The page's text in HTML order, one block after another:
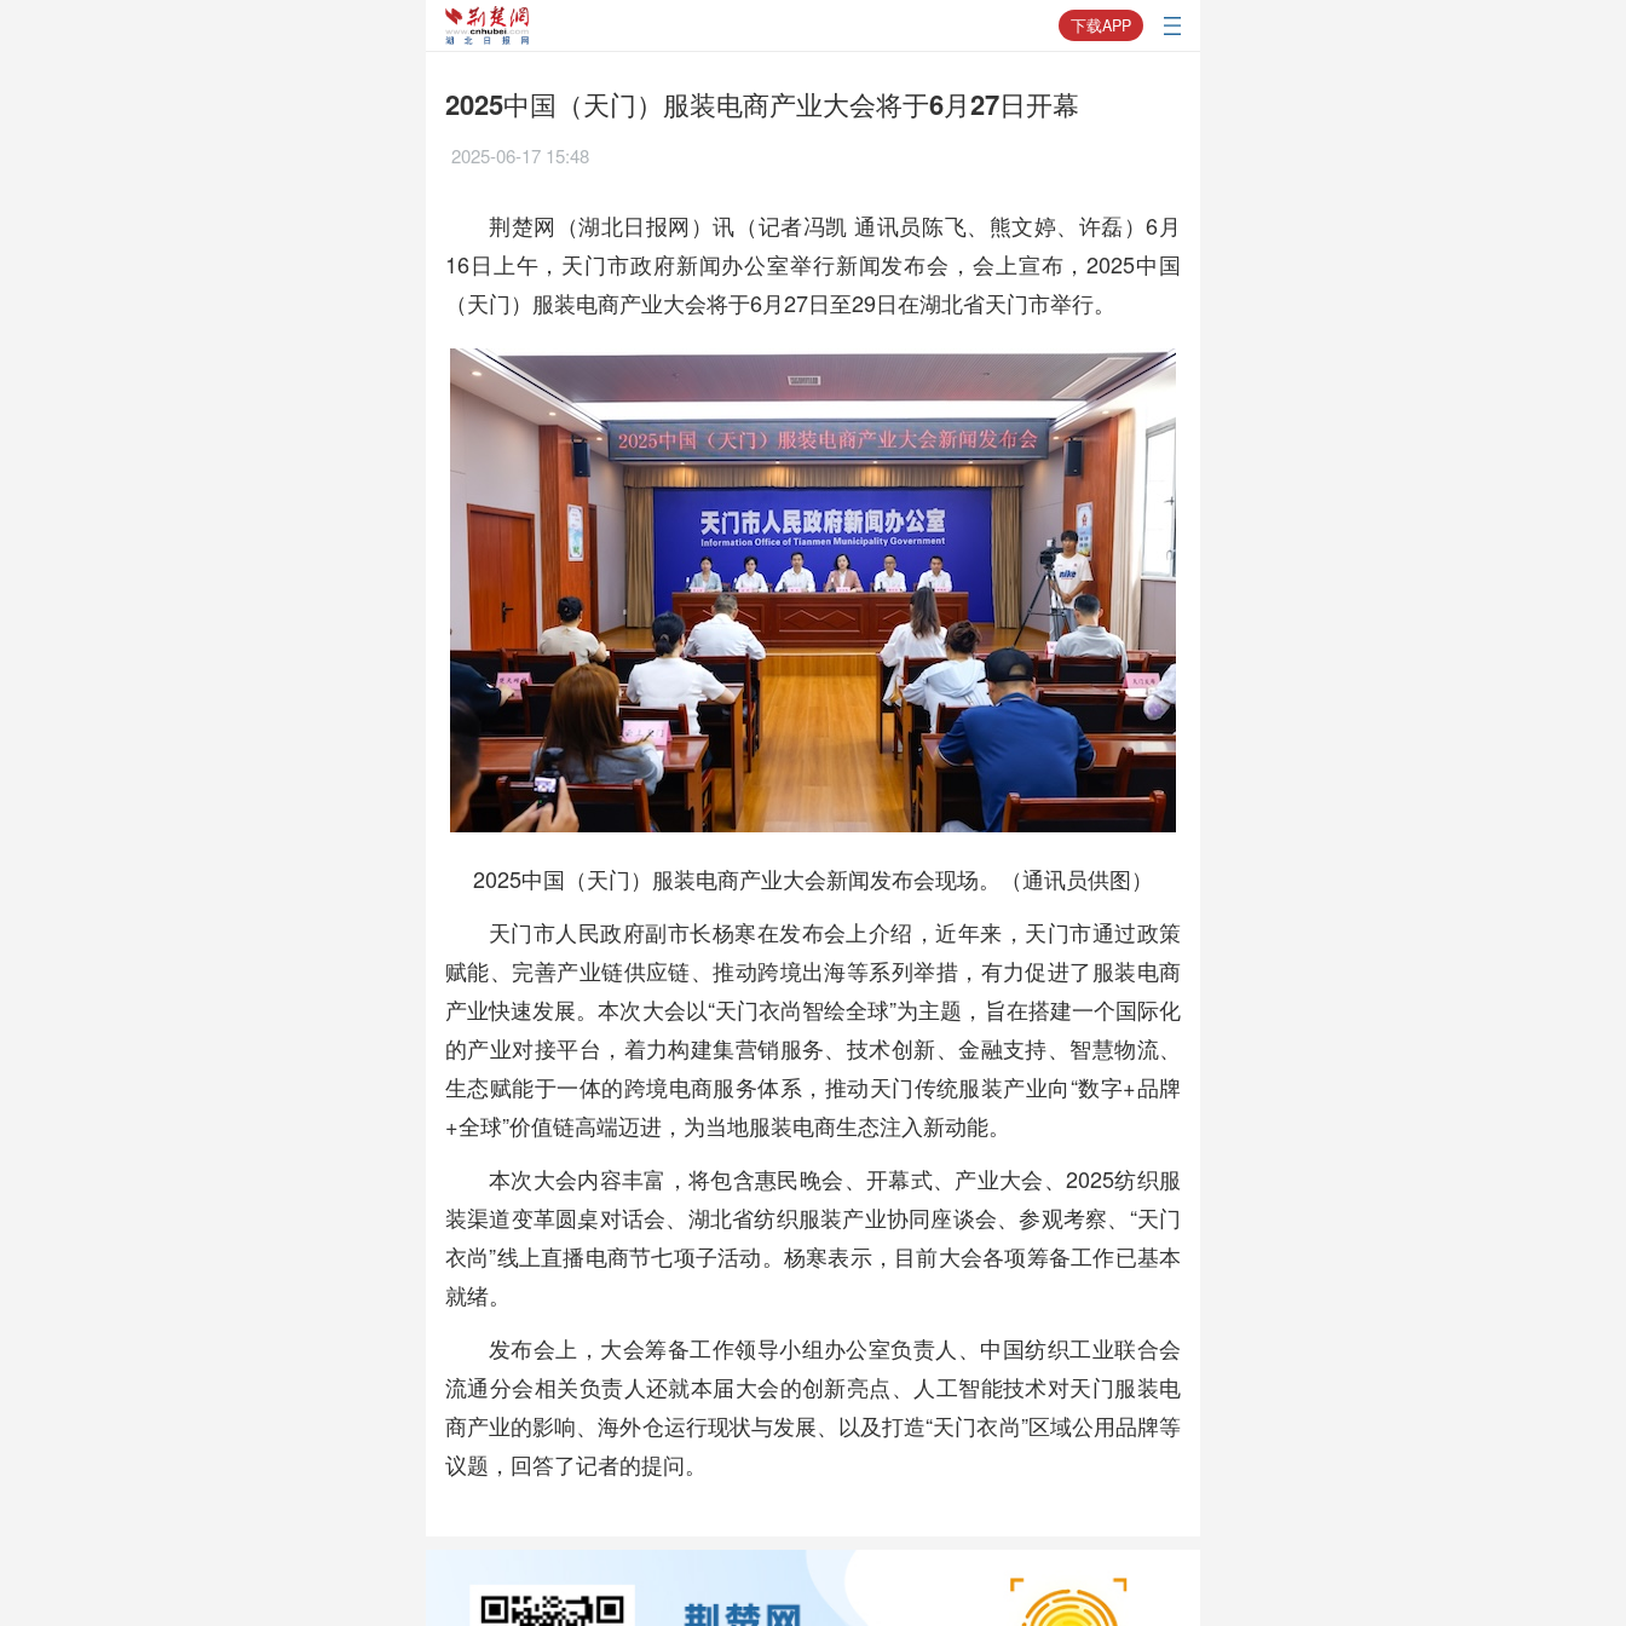
下载APP
2025中国（天门）服装电商产业大会将于6月27日开幕
2025-06-17 15:48
荆楚网（湖北日报网）讯（记者冯凯 通讯员陈飞、熊文婷、许磊）6月
16日上午，天门市政府新闻办公室举行新闻发布会，会上宣布，2025中国
（天门）服装电商产业大会将于6月27日至29日在湖北省天门市举行。
2025中国（天门）服装电商产业大会新闻发布会现场。（通讯员供图）
天门市人民政府副市长杨寒在发布会上介绍，近年来，天门市通过政策
赋能、完善产业链供应链、推动跨境出海等系列举措，有力促进了服装电商
产业快速发展。本次大会以“天门衣尚智绘全球”为主题，旨在搭建一个国际化
的产业对接平台，着力构建集营销服务、技术创新、金融支持、智慧物流、
生态赋能于一体的跨境电商服务体系，推动天门传统服装产业向“数字+品牌
+全球”价值链高端迈进，为当地服装电商生态注入新动能。
本次大会内容丰富，将包含惠民晚会、开幕式、产业大会、2025纺织服
装渠道变革圆桌对话会、湖北省纺织服装产业协同座谈会、参观考察、“天门
衣尚”线上直播电商节七项子活动。杨寒表示，目前大会各项筹备工作已基本
就绪。
发布会上，大会筹备工作领导小组办公室负责人、中国纺织工业联合会
流通分会相关负责人还就本届大会的创新亮点、人工智能技术对天门服装电
商产业的影响、海外仓运行现状与发展、以及打造“天门衣尚”区域公用品牌等
议题，回答了记者的提问。